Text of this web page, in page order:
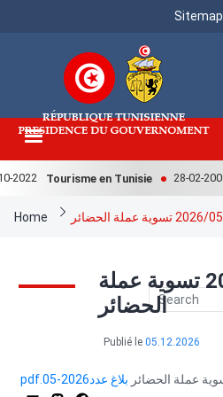
Menu
Sitemap
Tourisme en Tunisie 28-02-2009
Breadcrumb
Home
بلاغ عدد2026/05 تسوية عملة
الحضائر
Publié le 05.12.2026
بلاغ عدد2026-05.pdf